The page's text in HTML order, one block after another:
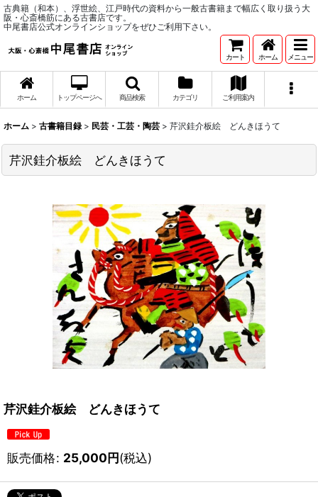
古典籍（和本）、浮世絵、江戸時代の資料から一般古書籍まで幅広く取り扱う大
阪・心斎橋筋にある古書店です。
中尾書店公式オンラインショップをぜひご利用下さい。
カート ホーム メニュー
ホーム トップページへ 商品検索 カテゴリ ご利用案内
ホーム > 古書籍目録 > 民芸・工芸・陶芸 > 芹沢銈介板絵 どんきほうて
芹沢銈介板絵 どんきほうて
芹沢銈介板絵 どんきほうて
販売価格: 25,000円(税込)